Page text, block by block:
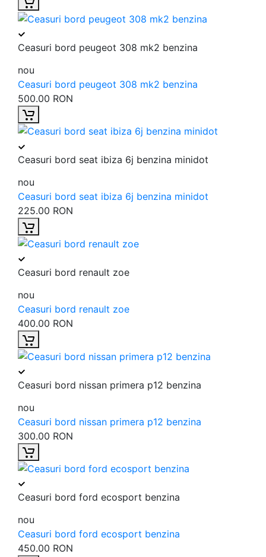
Ceasuri bord peugeot 308 mk2 benzina
nou
Ceasuri bord peugeot 308 mk2 benzina
500.00 RON
Ceasuri bord seat ibiza 6j benzina minidot
nou
Ceasuri bord seat ibiza 6j benzina minidot
225.00 RON
Ceasuri bord renault zoe
nou
Ceasuri bord renault zoe
400.00 RON
Ceasuri bord nissan primera p12 benzina
nou
Ceasuri bord nissan primera p12 benzina
300.00 RON
Ceasuri bord ford ecosport benzina
nou
Ceasuri bord ford ecosport benzina
450.00 RON